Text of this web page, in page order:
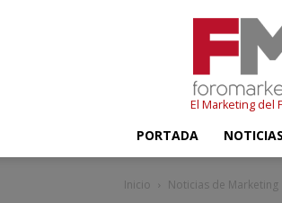
El Marketing del
PORTADA
Inicio Noticias de Marketing